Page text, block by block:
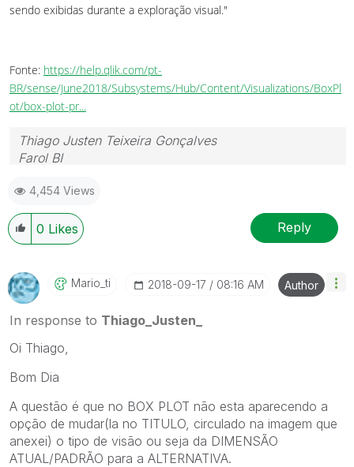
sendo exibidas durante a exploração visual."
Fonte: https://help.qlik.com/pt-
BR/sense/June2018/Subsystems/Hub/Content/Visualizations/BoxPl
ot/box-plot-pr...
Thiago Justen Teixeira Gonçalves
Farol BI
Skype: justen.thiago
4,454 Views
0 Likes Reply
Mario_ti ‎2018-09-17 08:16 AM Author
In response to Thiago_Justen_
Oi Thiago,
Bom Dia
A questão é que no BOX PLOT não esta aparecendo a
opção de mudar(la no TITULO, circulado na imagem que
anexei) o tipo de visão ou seja da DIMENSÃO
ATUAL/PADRÃO para a ALTERNATIVA.